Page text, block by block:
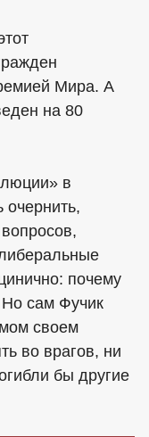
Мира. А
на 80
в
очернить,
почему
Но сам Фучик
своем
во врагов, ни
бы другие